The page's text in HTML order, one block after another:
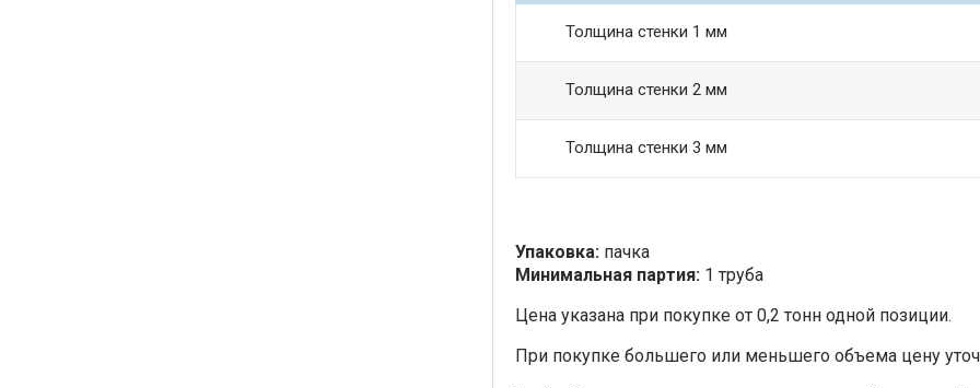
Толщина стенки 1 мм
Толщина стенки 2 мм
Толщина стенки 3 мм
Упаковка: пачка
Минимальная партия: 1 труба
Цена указана при покупке от 0,2 тонн одной позиции.
При покупке большего или меньшего объема цену